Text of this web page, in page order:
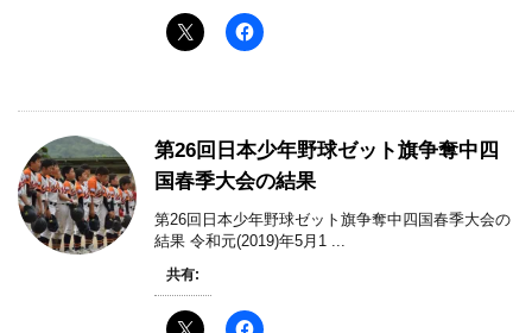
第26回日本少年野球ゼット旗争奪中四
国春季大会の結果
第26回日本少年野球ゼット旗争奪中四国春季大会の
結果 令和元(2019)年5月1 ...
共有: